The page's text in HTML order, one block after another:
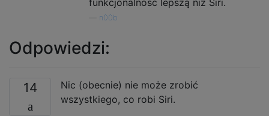
n00b
Odpowiedzi:
14
Nic (obecnie) nie może zrobić
wszystkiego, co robi Siri.